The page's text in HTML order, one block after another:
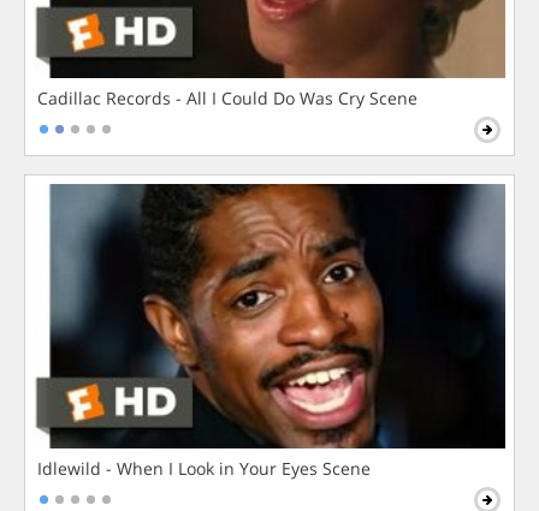
Cadillac Records - All I Could Do Was Cry Scene
Idlewild - When I Look in Your Eyes Scene